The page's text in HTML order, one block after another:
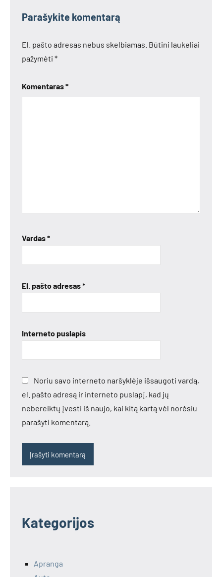
Parašykite komentarą
El. pašto adresas nebus skelbiamas. Būtini laukeliai
pažymėti *
Komentaras*
Vardas*
El. pašto adresas*
Interneto puslapis
Noriu savo interneto naršyklėje išsaugoti vardą,
el. pašto adresą ir interneto puslapį, kad jų
nebereiktų įvesti iš naujo, kai kitą kartą vėl norėsiu
parašyti komentarą.
Kategorijos
Apranga